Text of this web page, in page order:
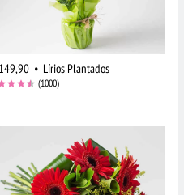
• Lírios Plantados
(1000)